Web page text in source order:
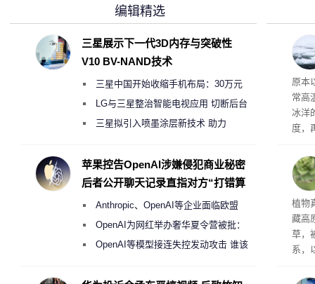
度
原本
常高
冰洋
度，
草
植物
藏高
草，
系，
的
编辑精选
三星展示下一代3D内存与突破性
V10 BV-NAND技术
三星中国开始收缩手机布局：30万元
月销售额不达标门店 将被逐步清退
LG与三星整治智能电视应用 切断后台
偷偷共享带宽的违规行为
三星拟引入喷墨涂层新技术 助力
度
苹果控告OpenAI涉嫌侵犯商业秘密
后者公开聊天记录直指对方“打错算
Anthropic、OpenAI等企业面临欧盟
《人工智能法案》全新执法权限审查
OpenAI为网红举办奢华夏令营被批：
2000美元一晚 遭讽“反乌托邦”
OpenAI等模型接连失控发动攻击 谁该